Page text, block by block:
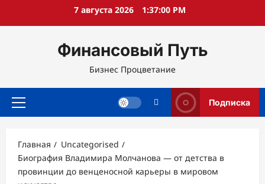
7 августа 2026 1:37:02 PM
Финансовый Путь
Бизнес Процветание
Основное
Подписка
Главная
Uncategorised
Биография Владимира Молчанова — от детства в
провинции до венценосной карьеры в мировом